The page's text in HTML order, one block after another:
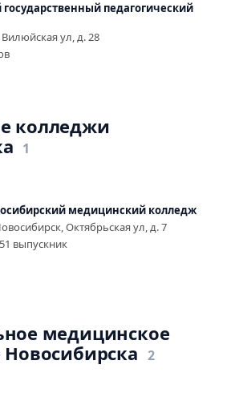
педагогический
ул, д. 28
колледжи
1
медицинский колледж
Октябрьская ул, д. 7
выпускник
медицинское
2